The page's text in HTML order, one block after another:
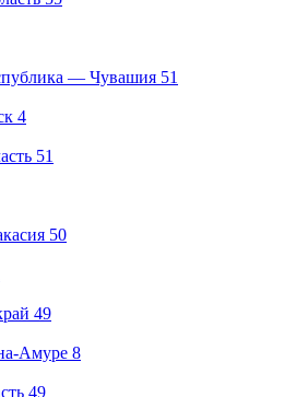
— Чувашия 51
4
51
50
49
Амуре 8
49